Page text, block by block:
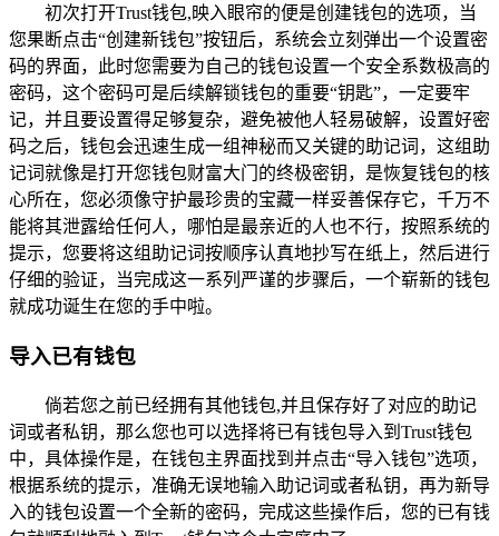
初次打开Trust钱包,映入眼帘的便是创建钱包的选项，当
您果断点击“创建新钱包”按钮后，系统会立刻弹出一个设置密
码的界面，此时您需要为自己的钱包设置一个安全系数极高的
密码，这个密码可是后续解锁钱包的重要“钥匙”，一定要牢
记，并且要设置得足够复杂，避免被他人轻易破解，设置好密
码之后，钱包会迅速生成一组神秘而又关键的助记词，这组助
记词就像是打开您钱包财富大门的终极密钥，是恢复钱包的核
心所在，您必须像守护最珍贵的宝藏一样妥善保存它，千万不
能将其泄露给任何人，哪怕是最亲近的人也不行，按照系统的
提示，您要将这组助记词按顺序认真地抄写在纸上，然后进行
仔细的验证，当完成这一系列严谨的步骤后，一个崭新的钱包
就成功诞生在您的手中啦。
导入已有钱包
倘若您之前已经拥有其他钱包,并且保存好了对应的助记
词或者私钥，那么您也可以选择将已有钱包导入到Trust钱包
中，具体操作是，在钱包主界面找到并点击“导入钱包”选项，
根据系统的提示，准确无误地输入助记词或者私钥，再为新导
入的钱包设置一个全新的密码，完成这些操作后，您的已有钱